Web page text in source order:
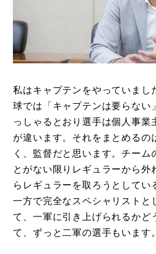
私はキャプテンをやっていまし
球では「キャプテンは要らない
っしゃるとおり選手は個人事業
が違います。それをまとめるの
く、監督だと思います。チーム
とがない限りレギュラーから外
らレギュラーを取ろうとしてい
一方で完全なスペシャリストと
て、一軍に引き上げられるかど
て、ずっと二軍の選手もいます。